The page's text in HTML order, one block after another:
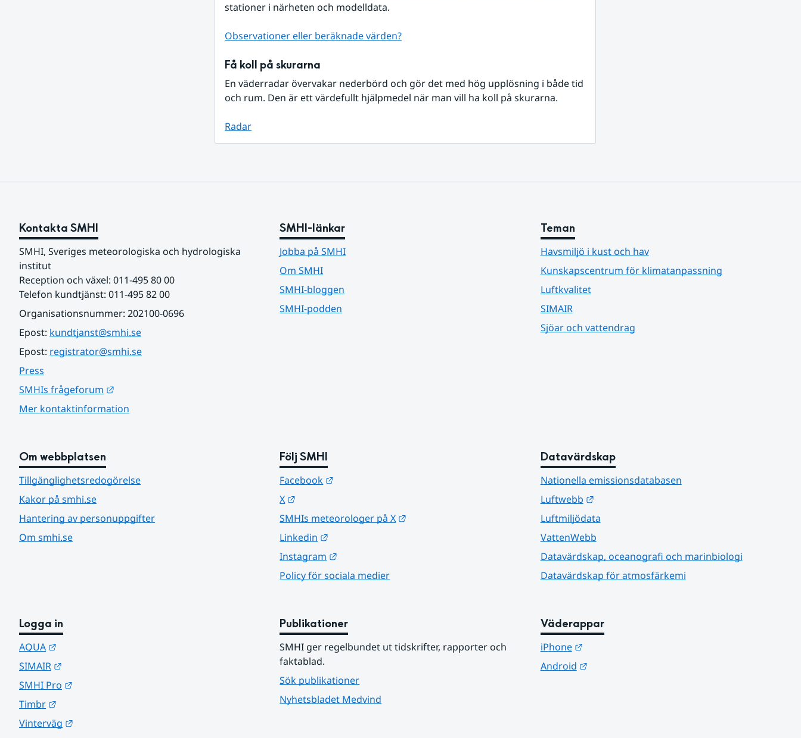
stationer i närheten och modelldata.
Observationer eller beräknade värden?
Få koll på skurarna
En väderradar övervakar nederbörd och gör det med hög upplösning i både tid
och rum. Den är ett värdefullt hjälpmedel när man vill ha koll på skurarna.
Radar
Kontakta SMHI
SMHI, Sveriges meteorologiska och hydrologiska
institut
Reception och växel: 011-495 80 00
Telefon kundtjänst: 011-495 82 00
Organisationsnummer: 202100-0696
Epost: kundtjanst@smhi.se
Epost: registrator@smhi.se
Press
SMHIs frågeforum
Mer kontaktinformation
SMHI-länkar
Jobba på SMHI
Om SMHI
SMHI-bloggen
SMHI-podden
Teman
Havsmiljö i kust och hav
Kunskapscentrum för klimatanpassning
Luftkvalitet
SIMAIR
Sjöar och vattendrag
Om webbplatsen
Tillgänglighetsredogörelse
Kakor på smhi.se
Hantering av personuppgifter
Om smhi.se
Följ SMHI
Facebook
X
SMHIs meteorologer på X
Linkedin
Instagram
Policy för sociala medier
Datavärdskap
Nationella emissionsdatabasen
Luftwebb
Länk till annan webbplats.
Luftmiljödata
VattenWebb
Datavärdskap, oceanografi och marinbiologi
Datavärdskap för atmosfärkemi
Logga in
AQUA
SIMAIR
SMHI Pro
Timbr
Vinterväg
Publikationer
SMHI ger regelbundet ut tidskrifter, rapporter och
faktablad.
Sök publikationer
Nyhetsbladet Medvind
Väderappar
iPhone
Länk till annan webbplats.
Android
Länk till annan webbplats.